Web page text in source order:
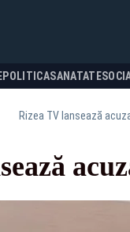
POLITICASANATATE
Rizea TV lansează